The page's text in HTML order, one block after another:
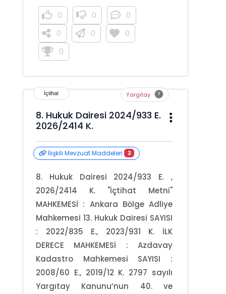
0 0
0
0
0
0
0
Yargıtay
8. Hukuk Dairesi 2024/933 E.
2026/2414 K.
İlişkili Mevzuat Maddeleri 2
8. Hukuk Dairesi 2024/933 E. ,
2026/2414 K. "İçtihat Metni"
MAHKEMESİ : Ankara Bölge Adliye
Mahkemesi 13. Hukuk Dairesi SAYISI
: 2022/835 E., 2023/931 K. İLK
DERECE MAHKEMESİ : Azdavay
Kadastro Mahkemesi SAYISI :
2008/60 E., 2019/12 K. 2797 sayılı
Yargıtay Kanunu’nun 40. ve